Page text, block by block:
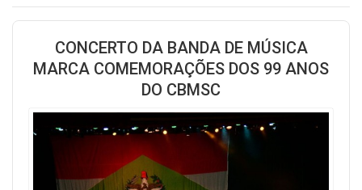
CONCERTO DA BANDA DE MÚSICA
MARCA COMEMORAÇÕES DOS 99 ANOS
DO CBMSC